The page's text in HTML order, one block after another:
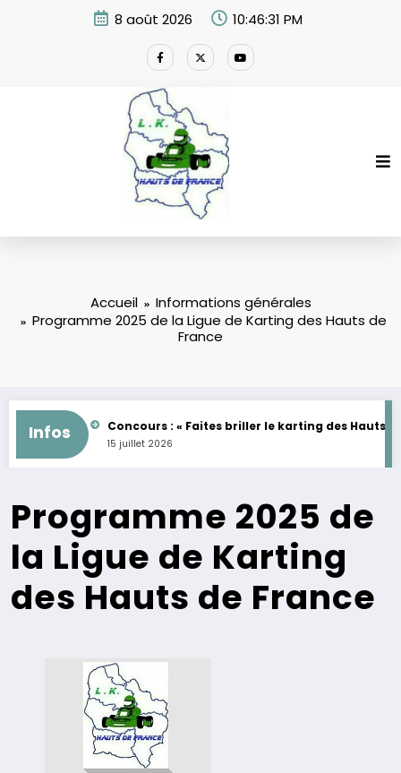
8 août 2026 10:46:32 PM
Accueil
Informations générales
Programme 2025 de la Ligue de Karting des Hauts de
France
Infos Concours : « Faites briller le karting des Hauts de
15 juillet 2026
Programme 2025 de
la Ligue de Karting
des Hauts de France